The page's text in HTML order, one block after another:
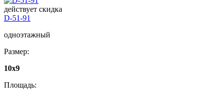
действует скидка
D-51-91
одноэтажный
Размер:
10х9
Площадь: